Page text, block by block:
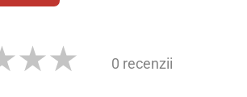
0 recenzii